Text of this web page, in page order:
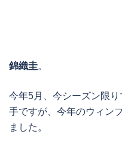
錦織圭。
今年5月、今シーズン限
手ですが、今年のウィン
ました。